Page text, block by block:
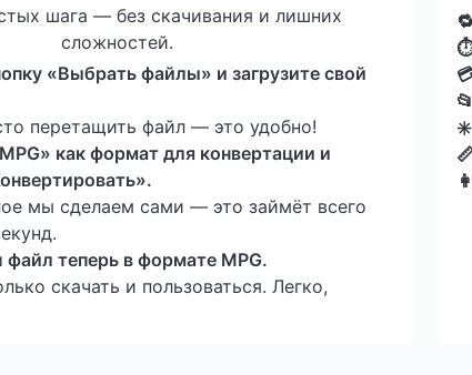
шага — без скачивания и лишних
сложностей.
«Выбрать файлы» и загрузите свой
перетащить файл — это удобно!
как формат для конвертации и
мы сделаем сами — это займёт всего
теперь в формате MPG.
скачать и пользоваться. Легко,
⏱